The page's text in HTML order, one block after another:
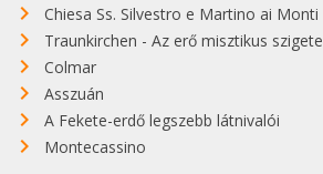
Chiesa Ss. Silvestro e Martino ai Monti
Traunkirchen - Az erő misztikus szigete
Colmar
Asszuán
A Fekete-erdő legszebb látnivalói
Montecassino